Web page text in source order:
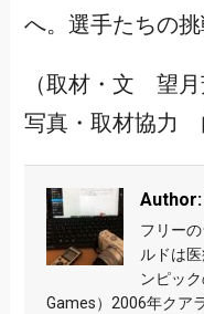
へ。選手たちの挑
（取材・文 望
写真・取材協力
Author:
フリー
ルドは
ンピッ
Games）2006年クア